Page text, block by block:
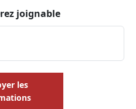
joignable
les